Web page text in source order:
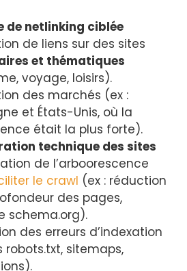
de netlinking ciblée
de liens sur des sites
et thématiques
voyage, loisirs).
des marchés (ex :
et États-Unis, où la
était la plus forte).
technique des sites
de l’arboorescence
le crawl (ex : réduction
des pages,
schema.org).
des erreurs d’indexation
robots.txt, sitemaps,